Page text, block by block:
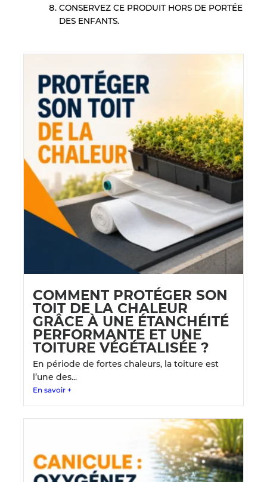
CONSERVEZ CE PRODUIT HORS DE PORTÉE
DES ENFANTS.
COMMENT PROTÉGER SON
TOIT DE LA CHALEUR
GRÂCE À UNE ÉTANCHÉITÉ
PERFORMANTE ET UNE
TOITURE VÉGÉTALISÉE ?
En période de fortes chaleurs, la toiture est
l’une des...
En savoir +